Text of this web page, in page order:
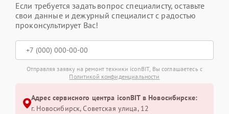
Если требуется задать вопрос специалисту, оставьте
свои данные и дежурный специалист с радостью
проконсультирует Вас!
Отправляя заявку на ремонт техники iconBIT, Вы соглашаетесь с
Политикой конфиденциальности
Адрес сервисного центра iconBIT в Новосибирске:
г. Новосибирск, Советская улица, 12